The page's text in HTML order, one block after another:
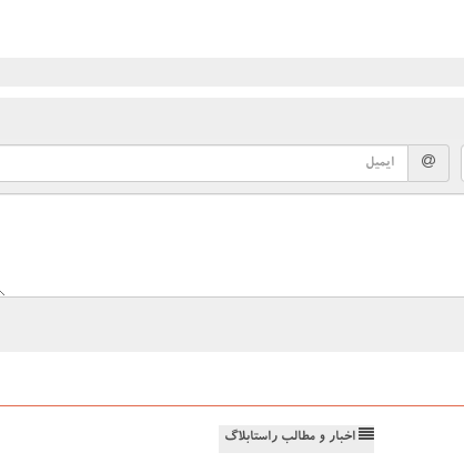
اخبار و مطالب راستابلاگ